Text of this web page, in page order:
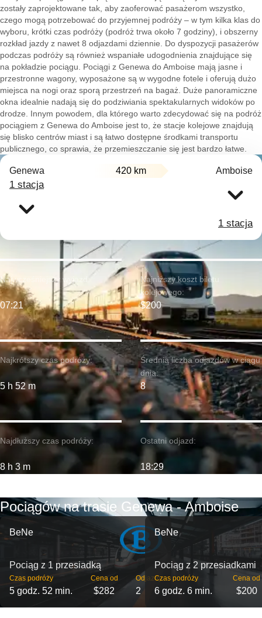
zostały zaprojektowane tak, aby zaoferować pasażerom wszystko,
czego mogą potrzebować do przyjemnej podróży – w tym kilka klas do
wyboru, krótki czas podróży (podróż trwa około 7 godziny), i obszerny
rozkład jazdy z nawet 8 odjazdami dziennie. Do dyspozycji pasażerów
podczas podróży są również wspaniałe udogodnienia znajdujące się
na pokładzie pociągu. Pociągi z Genewa do Amboise mają jasne i
przestronne wagony, wyposażone są w wygodne fotele i oferują dużo
miejsca na nogi oraz sporą przestrzeń na bagaż. Duże panoramiczne
okna idealnie nadają się do podziwiania spektakularnych widoków po
drodze. Innym powodem, dla którego warto zdecydować się na podróż
pociągiem z Genewa do Amboise jest to, że stacje kolejowe znajdują
się blisko centrów miast i są łatwo dostępne środkami transportu
publicznego, co sprawia, że przemieszczanie się jest bardzo łatwe.
Genewa 420 km Amboise
1 stacja
1 stacja
Najkrótszy czas podróży:
5 h 52 m
Najwcześniejszy wyjazd:
07:21
Najdłuższy czas podróży:
8 h 3 m
Najniższy koszt biletu
kolejowego:
$200
Średnia liczba odjazdów w ciągu
dnia:
8
Ostatni odjazd:
18:29
Pociągów na trasie Genewa - Amboise
BeNe
Pociąg z 1 przesiadką
Czas podróży
5 godz. 52 min.
Cena od
$282
Odjazdy
2
BeNe
Pociąg z 2 przesiadkami
Czas podróży
6 godz. 6 min.
Cena od
$200